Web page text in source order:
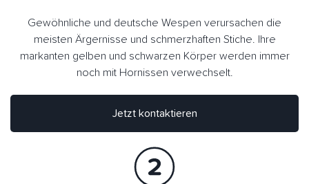
Gewöhnliche und deutsche Wespen verursachen die
meisten Ärgernisse und schmerzhaften Stiche. Ihre
markanten gelben und schwarzen Körper werden immer
noch mit Hornissen verwechselt.
Jetzt kontaktieren